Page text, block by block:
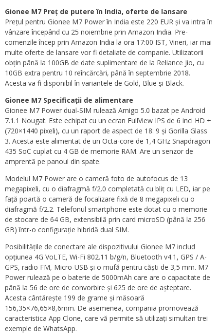
Gionee M7 Preț de putere în India, oferte de lansare
Prețul pentru Gionee M7 Power în India este 220 EUR și va intra în
vânzare începând cu 25 noiembrie prin Amazon India. Pre-
comenzile încep prin Amazon India la ora 17:00 IST, Vineri, iar mai
multe oferte de lansare vor fi detaliate de companie. Utilizatorii
obțin până la 100GB de date suplimentare de la Reliance Jio, cu
10GB extra pentru 10 reîncărcări, până în septembrie 2018.
Acesta va fi disponibil în variantele de Gold, Blue și Black.
Gionee M7 Specificații de alimentare
Gionee M7 Power dual-SIM rulează Amigo 5.0 bazat pe Android
7.1.1 Nougat. Este echipat cu un ecran FullView IPS de 6 inci HD +
(720×1440 pixeli), cu un raport de aspect de 18: 9 și Gorilla Glass
3. Acesta este alimentat de un Octa-core de 1,4 GHz Snapdragon
435 SoC cuplat cu 4 GB de memorie RAM. Are un senzor de
amprentă pe panoul din spate.
Modelul M7 Power are o cameră foto de autofocus de 13
megapixeli, cu o diafragmă f/2.0 completată cu bliț cu LED, iar pe
față poartă o cameră de focalizare fixă ​​de 8 megapixeli cu o
diafragmă f/2.2. Telefonul smartphone este dotat cu o memorie
de stocare de 64 GB, extensibilă prin card microSD (până la 256
GB) într-o configurație hibridă dual SIM.
Posibilitățile de conectare ale dispozitivului Gionee M7 includ
opțiunea 4G VoLTE, Wi-Fi 802.11 b/g/n, Bluetooth v4.1, GPS / A-
GPS, radio FM, Micro-USB și o mufă pentru căști de 3,5 mm. M7
Power rulează pe o baterie de 5000mAh care are o capacitate de
până la 56 de ore de convorbire și 625 de ore de așteptare.
Acesta cântărește 199 de grame și măsoară
156,35×76,65×8,6mm. De asemenea, compania promovează
caracteristica App Clone, care vă permite să utilizați simultan trei
exemple de WhatsApp.